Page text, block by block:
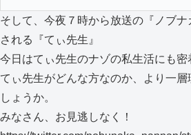
そして、今夜７時から放送の『ノブ
される『てぃ先生』
今日はてぃ先生のナゾの私生活にも密
てぃ先生がどんな方なのか、より一
しょうか。
みなさん、お見逃しなく！